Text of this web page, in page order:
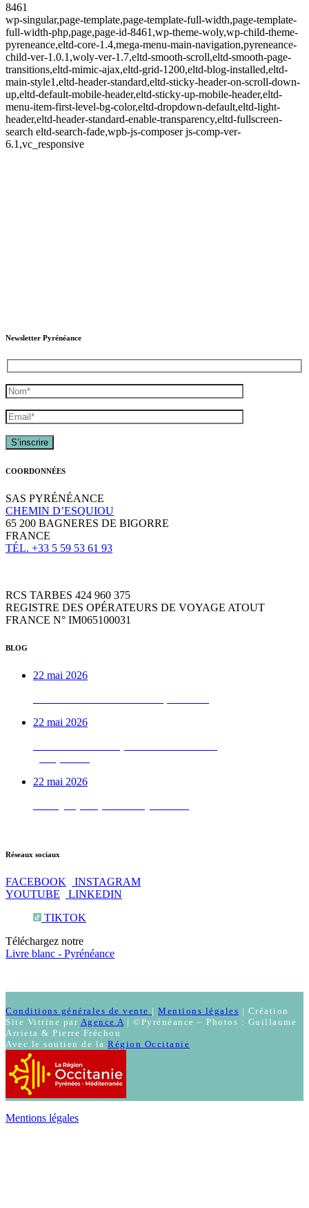
8461
wp-singular,page-template,page-template-full-width,page-template-
full-width-php,page,page-id-8461,wp-theme-woly,wp-child-theme-
pyreneance,eltd-core-1.4,mega-menu-main-navigation,pyreneance-
child-ver-1.0.1,woly-ver-1.7,eltd-smooth-scroll,eltd-smooth-page-
transitions,eltd-mimic-ajax,eltd-grid-1200,eltd-blog-installed,eltd-
main-style1,eltd-header-standard,eltd-sticky-header-on-scroll-down-
up,eltd-default-mobile-header,eltd-sticky-up-mobile-header,eltd-
menu-item-first-level-bg-color,eltd-dropdown-default,eltd-light-
header,eltd-header-standard-enable-transparency,eltd-fullscreen-
search eltd-search-fade,wpb-js-composer js-comp-ver-
6.1,vc_responsive
Newsletter Pyrénéance
COORDONNÉES
SAS PYRÉNÉANCE
CHEMIN D’ESQUIOU
65 200 BAGNERES DE BIGORRE
FRANCE
TÉL. +33 5 59 53 61 93
RCS TARBES 424 960 375
REGISTRE DES OPÉRATEURS DE VOYAGE ATOUT
FRANCE N° IM065100031
BLOG
22 mai 2026
22 mai 2026
22 mai 2026
Réseaux sociaux
FACEBOOK
INSTAGRAM
YOUTUBE
LINKEDIN
TIKTOK
Téléchargez notre
Livre blanc - Pyrénéance
Conditions générales de vente | Mentions légales | Création
Site Vitrine par Agence A | ©Pyrénéance – Photos : Guillaume
Arrieta & Pierre Fréchou
Avec le soutien de la Région Occitanie
Mentions légales